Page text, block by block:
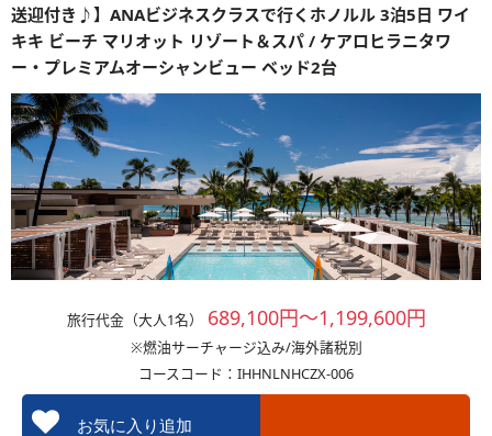
送迎付き♪】ANAビジネスクラスで行くホノルル 3泊5日 ワイ
キキ ビーチ マリオット リゾート＆スパ / ケアロヒラニタワ
ー・プレミアムオーシャンビュー ベッド2台
旅行代金（大人1名） 689,100円～1,199,600円
※燃油サーチャージ込み/海外諸税別
コースコード：IHHNLNHCZX-006
お気に入り追加